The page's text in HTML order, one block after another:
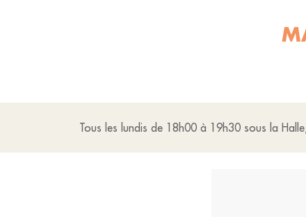
Tous les lundis de 18h00 à 19h30 sous la